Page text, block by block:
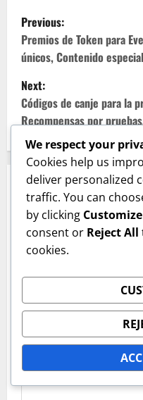
P
o
s
t
n
a
v
g
a
t
i
o
Previous:
Premios de Token para
únicos, Contenido
Next:
Códigos de canje para la
Recompensas por
Leave a Reply
Your email address
fields are marked*
Comment
We respect your
Cookies help us
deliver personalized
traffic. You can
by clicking Customize
consent or Reject All
cookies.